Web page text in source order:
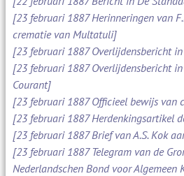
[23 februari 1887 Herinneringen van
crematie van Multatuli]
[23 februari 1887 Overlijdensbericht
[23 februari 1887 Overlijdensbericht
Courant]
[23 februari 1887 Officieel bewijs van
[23 februari 1887 Herdenkingsartikel
[23 februari 1887 Brief van A.S. Kok
[23 februari 1887 Telegram van de
Nederlandschen Bond voor Algemeen